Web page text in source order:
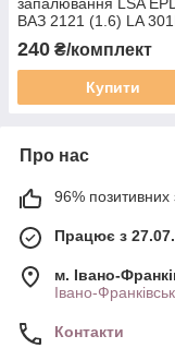
запалювання LSA
ВАЗ 2121 (1.6) LA
240 ₴/комплект
Купити
Про нас
96% позитивних
Працює з
м. Івано-
Івано-
Контакти